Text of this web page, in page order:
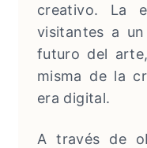
creativo. La
visitantes a
futuro del
misma de la
era digital.
A través de